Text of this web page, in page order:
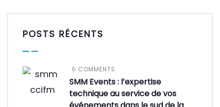
POSTS RÉCENTS
0 COMMENTS
SMM Events : l’expertise
technique au service de vos